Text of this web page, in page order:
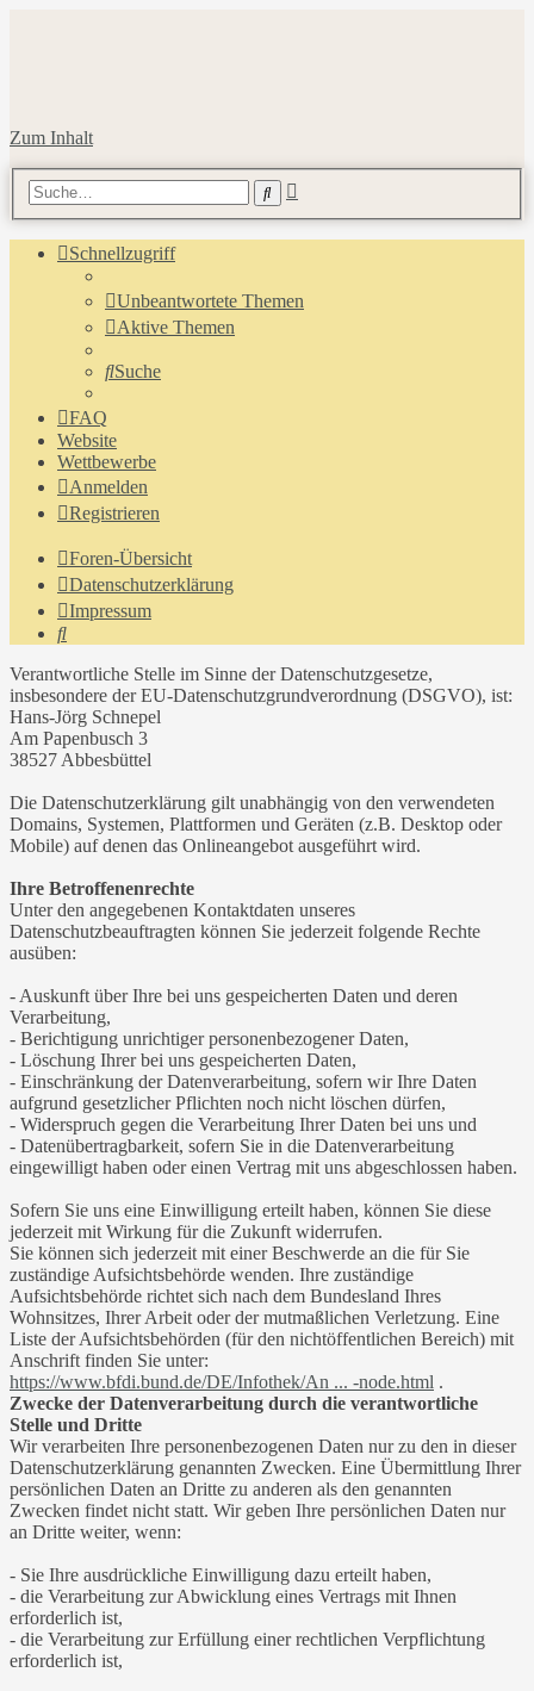
Zum Inhalt
Suche
Schnellzugriff
Unbeantwortete Themen
Aktive Themen
Suche
FAQ
Website
Wettbewerbe
Anmelden
Registrieren
Foren-Übersicht
Datenschutzerklärung
Impressum
Suche
Verantwortliche Stelle im Sinne der Datenschutzgesetze,
insbesondere der EU-Datenschutzgrundverordnung (DSGVO), ist:
Hans-Jörg Schnepel
Am Papenbusch 3
38527 Abbesbüttel
Die Datenschutzerklärung gilt unabhängig von den verwendeten
Domains, Systemen, Plattformen und Geräten (z.B. Desktop oder
Mobile) auf denen das Onlineangebot ausgeführt wird.
Ihre Betroffenenrechte
Unter den angegebenen Kontaktdaten unseres
Datenschutzbeauftragten können Sie jederzeit folgende Rechte
ausüben:
- Auskunft über Ihre bei uns gespeicherten Daten und deren
Verarbeitung,
- Berichtigung unrichtiger personenbezogener Daten,
- Löschung Ihrer bei uns gespeicherten Daten,
- Einschränkung der Datenverarbeitung, sofern wir Ihre Daten
aufgrund gesetzlicher Pflichten noch nicht löschen dürfen,
- Widerspruch gegen die Verarbeitung Ihrer Daten bei uns und
- Datenübertragbarkeit, sofern Sie in die Datenverarbeitung
eingewilligt haben oder einen Vertrag mit uns abgeschlossen haben.
Sofern Sie uns eine Einwilligung erteilt haben, können Sie diese
jederzeit mit Wirkung für die Zukunft widerrufen.
Sie können sich jederzeit mit einer Beschwerde an die für Sie
zuständige Aufsichtsbehörde wenden. Ihre zuständige
Aufsichtsbehörde richtet sich nach dem Bundesland Ihres
Wohnsitzes, Ihrer Arbeit oder der mutmaßlichen Verletzung. Eine
Liste der Aufsichtsbehörden (für den nichtöffentlichen Bereich) mit
Anschrift finden Sie unter:
https://www.bfdi.bund.de/DE/Infothek/An ... -node.html .
Zwecke der Datenverarbeitung durch die verantwortliche
Stelle und Dritte
Wir verarbeiten Ihre personenbezogenen Daten nur zu den in dieser
Datenschutzerklärung genannten Zwecken. Eine Übermittlung Ihrer
persönlichen Daten an Dritte zu anderen als den genannten
Zwecken findet nicht statt. Wir geben Ihre persönlichen Daten nur
an Dritte weiter, wenn:
- Sie Ihre ausdrückliche Einwilligung dazu erteilt haben,
- die Verarbeitung zur Abwicklung eines Vertrags mit Ihnen
erforderlich ist,
- die Verarbeitung zur Erfüllung einer rechtlichen Verpflichtung
erforderlich ist,